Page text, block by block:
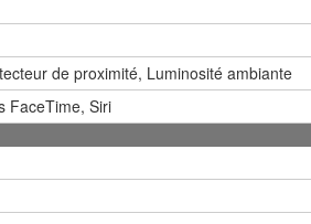
de proximité, Luminosité ambiante
FaceTime, Siri